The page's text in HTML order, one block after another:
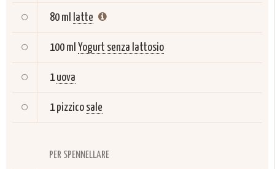
80 ml latte
100 ml Yogurt senza lattosio
1 uova
1 pizzico sale
PER SPENNELLARE